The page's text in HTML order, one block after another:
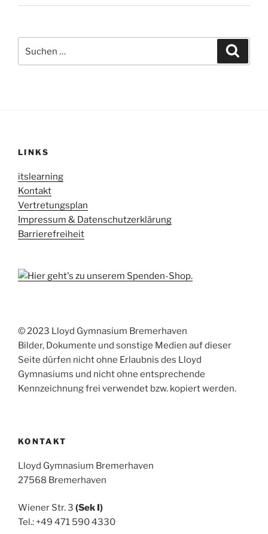
nach:
LINKS
itslearning
Kontakt
Vertretungsplan
Impressum & Datenschutzerklärung
Barrierefreiheit
© 2023 Lloyd Gymnasium Bremerhaven
Bilder, Dokumente und sonstige Medien auf dieser
Seite dürfen nicht ohne Erlaubnis des Lloyd
Gymnasiums und nicht ohne entsprechende
Kennzeichnung frei verwendet bzw. kopiert werden.
KONTAKT
Lloyd Gymnasium Bremerhaven
27568 Bremerhaven
Wiener Str. 3 (Sek I)
Tel.: +49 471 590 4330